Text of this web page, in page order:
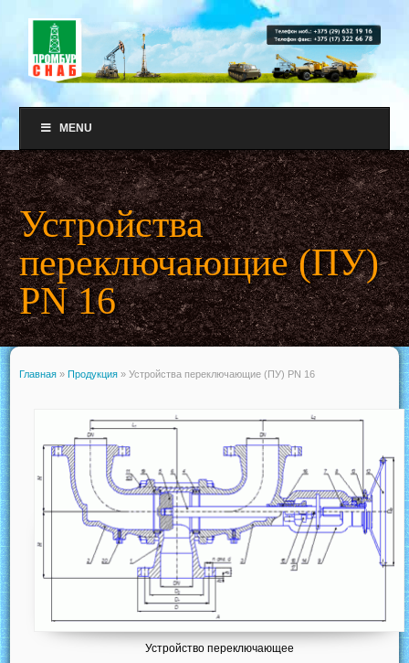
MENU
Устройства
переключающие (ПУ)
PN 16
Главная » Продукция » Устройства переключающие (ПУ) PN 16
Устройство переключающее